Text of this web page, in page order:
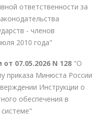
ответственности за
- членов
2010 года"
07.05.2026 N 128 "О
приказа Минюста России
Инструкции о
обеспечения в